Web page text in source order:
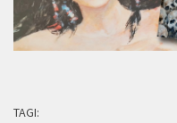
TAGI: